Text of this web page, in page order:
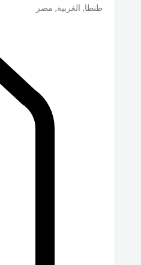
طنطا, الغربية, مصر